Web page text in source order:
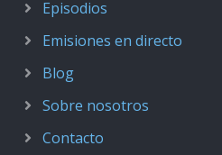
Episodios
Emisiones en directo
Blog
Sobre nosotros
Contacto